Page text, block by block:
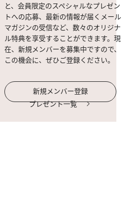
と、会員限定のスペシャルなプレゼン
トへの応募、最新の情報が届くメール
マガジンの受信など、数々のオリジナ
ル特典を享受することができます。現
在、新規メンバーを募集中ですので、
この機会に、ぜひご登録ください。
新規メンバー登録
プレゼント一覧